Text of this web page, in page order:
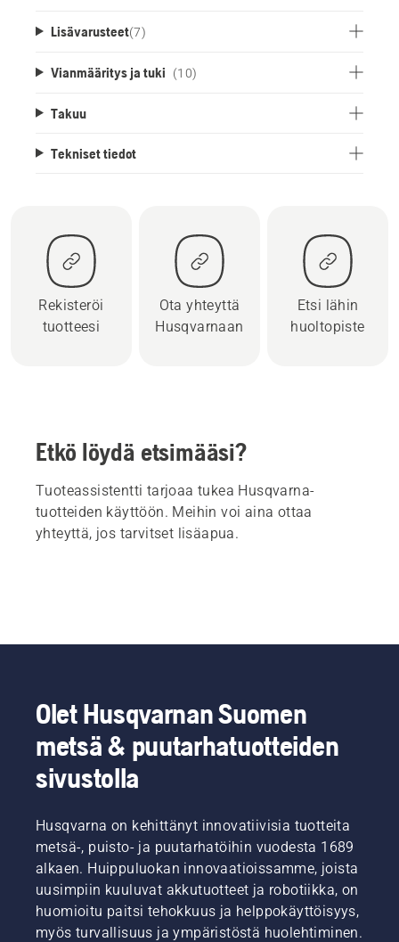
Lisävarusteet(7)
Vianmääritys ja tuki (10)
Takuu
Tekniset tiedot
Rekisteröi
tuotteesi
Ota yhteyttä
Husqvarnaan
Etsi lähin
huoltopiste
Etkö löydä etsimääsi?
Tuoteassistentti tarjoaa tukea Husqvarna-
tuotteiden käyttöön. Meihin voi aina ottaa
yhteyttä, jos tarvitset lisäapua.
Olet Husqvarnan Suomen
metsä & puutarhatuotteiden
sivustolla
Husqvarna on kehittänyt innovatiivisia tuotteita
metsä-, puisto- ja puutarhatöihin vuodesta 1689
alkaen. Huippuluokan innovaatioissamme, joista
uusimpiin kuuluvat akkutuotteet ja robotiikka, on
huomioitu paitsi tehokkuus ja helppokäyttöisyys,
myös turvallisuus ja ympäristöstä huolehtiminen.